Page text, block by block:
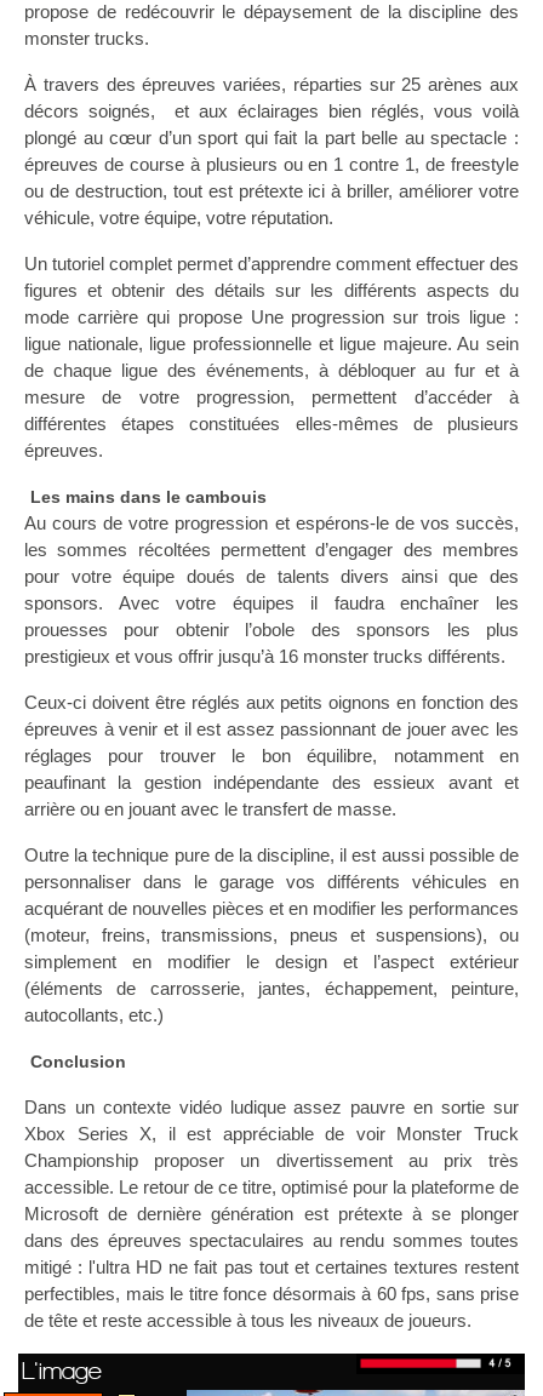
propose de redécouvrir le dépaysement de la discipline des
monster trucks.
À travers des épreuves variées, réparties sur 25 arènes aux
décors soignés, et aux éclairages bien réglés, vous voilà
plongé au cœur d’un sport qui fait la part belle au spectacle :
épreuves de course à plusieurs ou en 1 contre 1, de freestyle
ou de destruction, tout est prétexte ici à briller, améliorer votre
véhicule, votre équipe, votre réputation.
Un tutoriel complet permet d’apprendre comment effectuer des
figures et obtenir des détails sur les différents aspects du
mode carrière qui propose Une progression sur trois ligue :
ligue nationale, ligue professionnelle et ligue majeure. Au sein
de chaque ligue des événements, à débloquer au fur et à
mesure de votre progression, permettent d’accéder à
différentes étapes constituées elles-mêmes de plusieurs
épreuves.
Les mains dans le cambouis
Au cours de votre progression et espérons-le de vos succès,
les sommes récoltées permettent d’engager des membres
pour votre équipe doués de talents divers ainsi que des
sponsors. Avec votre équipes il faudra enchaîner les
prouesses pour obtenir l’obole des sponsors les plus
prestigieux et vous offrir jusqu’à 16 monster trucks différents.
Ceux-ci doivent être réglés aux petits oignons en fonction des
épreuves à venir et il est assez passionnant de jouer avec les
réglages pour trouver le bon équilibre, notamment en
peaufinant la gestion indépendante des essieux avant et
arrière ou en jouant avec le transfert de masse.
Outre la technique pure de la discipline, il est aussi possible de
personnaliser dans le garage vos différents véhicules en
acquérant de nouvelles pièces et en modifier les performances
(moteur, freins, transmissions, pneus et suspensions), ou
simplement en modifier le design et l’aspect extérieur
(éléments de carrosserie, jantes, échappement, peinture,
autocollants, etc.)
Conclusion
Dans un contexte vidéo ludique assez pauvre en sortie sur
Xbox Series X, il est appréciable de voir Monster Truck
Championship proposer un divertissement au prix très
accessible. Le retour de ce titre, optimisé pour la plateforme de
Microsoft de dernière génération est prétexte à se plonger
dans des épreuves spectaculaires au rendu sommes toutes
mitigé : l'ultra HD ne fait pas tout et certaines textures restent
perfectibles, mais le titre fonce désormais à 60 fps, sans prise
de tête et reste accessible à tous les niveaux de joueurs.
L'image